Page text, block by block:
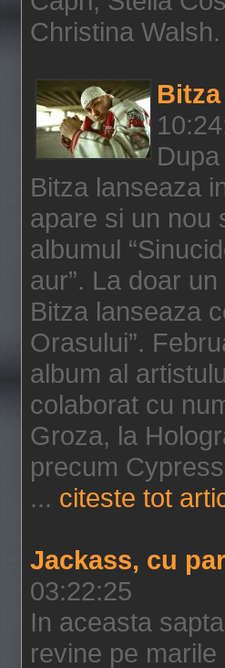
Christina Walsh.
Bitza lanseaza
apare si un nou
albumul
aur”. La doar
Bitza lanseaza
Orasului”.
album al
colaborat cu
Groza, la
precum
... citeste tot
Jackass, cu
03:22:25
In aceasta
revine pe